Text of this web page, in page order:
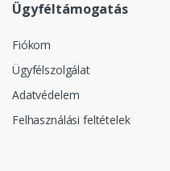
Ügyféltámogatás
Fiókom
Ügyfélszolgálat
Adatvédelem
Felhasználási feltételek